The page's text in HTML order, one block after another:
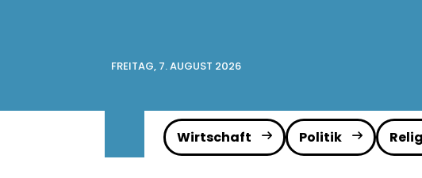
FREITAG, 7. AUGUST 2026
Wirtschaft Politik